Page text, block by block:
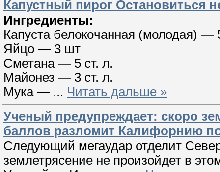
Капустный пирог Остановиться
Ингредиенты:
Капуста белокoчанная (молодая) —
Яйцо — 3 шт
Сметана — 5 ст. л.
Майонез — 3 ст. л.
Мука — ... Читать дальше »
Ученый предупреждает: скоро
баллов разломит Калифорнию
Следующий мегаудар отделит
землетрясение не произойдет в